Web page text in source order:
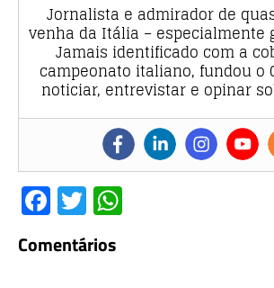
Jornalista e admirador de
venha da Itália – especialmente
Jamais identificado com a
campeonato italiano, fundou o
noticiar, entrevistar e opinar
F
a
c
T
w
it
Comentários